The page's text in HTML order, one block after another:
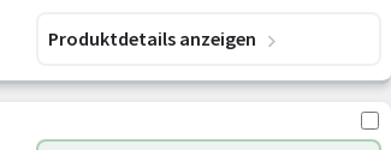
Produktdetails anzeigen